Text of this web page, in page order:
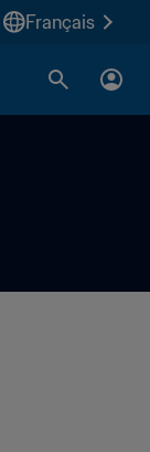
Français